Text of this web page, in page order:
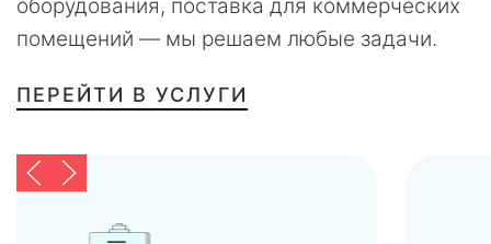
оборудования, поставка для коммерческих
помещений — мы решаем любые задачи.
ПЕРЕЙТИ В УСЛУГИ